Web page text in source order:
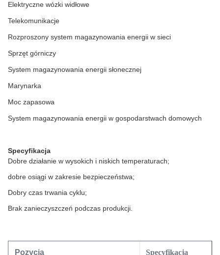
Elektryczne wózki widłowe
Telekomunikacje
Rozproszony system magazynowania energii w sieci
Sprzęt górniczy
System magazynowania energii słonecznej
Marynarka
Moc zapasowa
System magazynowania energii w gospodarstwach domowych
Specyfikacja
Dobre działanie w wysokich i niskich temperaturach;
dobre osiągi w zakresie bezpieczeństwa;
Dobry czas trwania cyklu;
Brak zanieczyszczeń podczas produkcji.
Pozycja Specyfikacja